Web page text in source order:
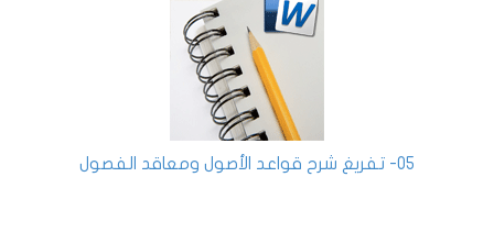
05- تفريغ شرح قواعد الأصول ومعاقد الفصول